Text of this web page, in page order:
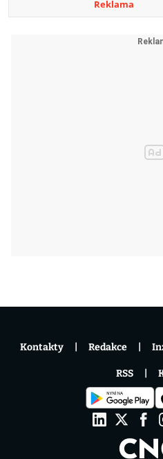
Reklama
Kontakty Redakce
RSS